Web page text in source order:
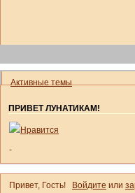
Активные темы
ПРИВЕТ ЛУНАТИКАМ!
Нравится
-
Привет, Гость! Войдите или